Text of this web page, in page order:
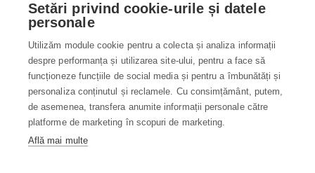
Cum cumpăr
Contact
Contactați-ne
info@robotworld.ro
031 22 97 010
Setări privind cookie-urile și datele
personale
Utilizăm module cookie pentru a colecta și analiza informații
despre performanța și utilizarea site-ului, pentru a face să
funcționeze funcțiile de social media și pentru a îmbunătăți și
personaliza conținutul și reclamele. Cu consimțământ, putem,
de asemenea, transfera anumite informații personale către
platforme de marketing în scopuri de marketing.
Află mai multe